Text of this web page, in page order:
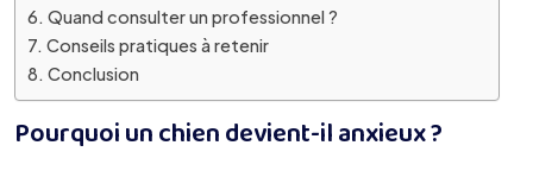
Quand consulter un professionnel ?
Conseils pratiques à retenir
Conclusion
Pourquoi un chien devient-il anxieux ?